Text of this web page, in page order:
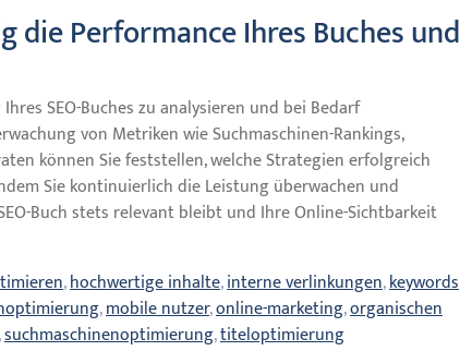
die Performance Ihres Buches und
SEO-Buches zu analysieren und bei Bedarf
von Metriken wie Suchmaschinen-Rankings,
können Sie feststellen, welche Strategien erfolgreich
Sie kontinuierlich die Leistung überwachen und
Buch stets relevant bleibt und Ihre Online-Sichtbarkeit
,hochwertige inhalte,interne verlinkungen,keywords
,mobile nutzer,online-marketing,organischen
,suchmaschinenoptimierung,titeloptimierung